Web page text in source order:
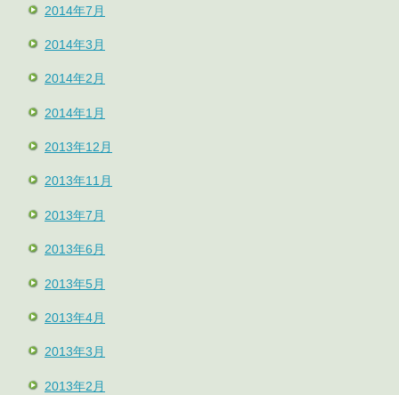
2014年7月
2014年3月
2014年2月
2014年1月
2013年12月
2013年11月
2013年7月
2013年6月
2013年5月
2013年4月
2013年3月
2013年2月